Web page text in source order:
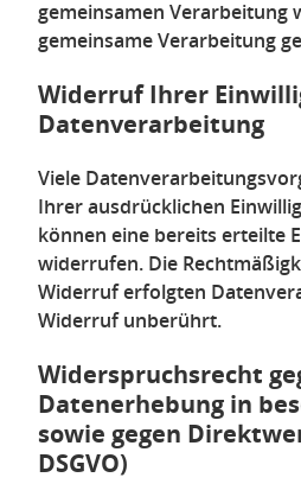
gemeinsamen Verarbeitung
gemeinsame Verarbeitung
Widerruf Ihrer
Datenverarbeitung
Viele
Ihrer ausdrücklichen
können eine bereits erteilte
widerrufen. Die
Widerruf erfolgten
Widerruf unberührt.
Widerspruchsrecht
Datenerhebung in
sowie gegen
DSGVO)